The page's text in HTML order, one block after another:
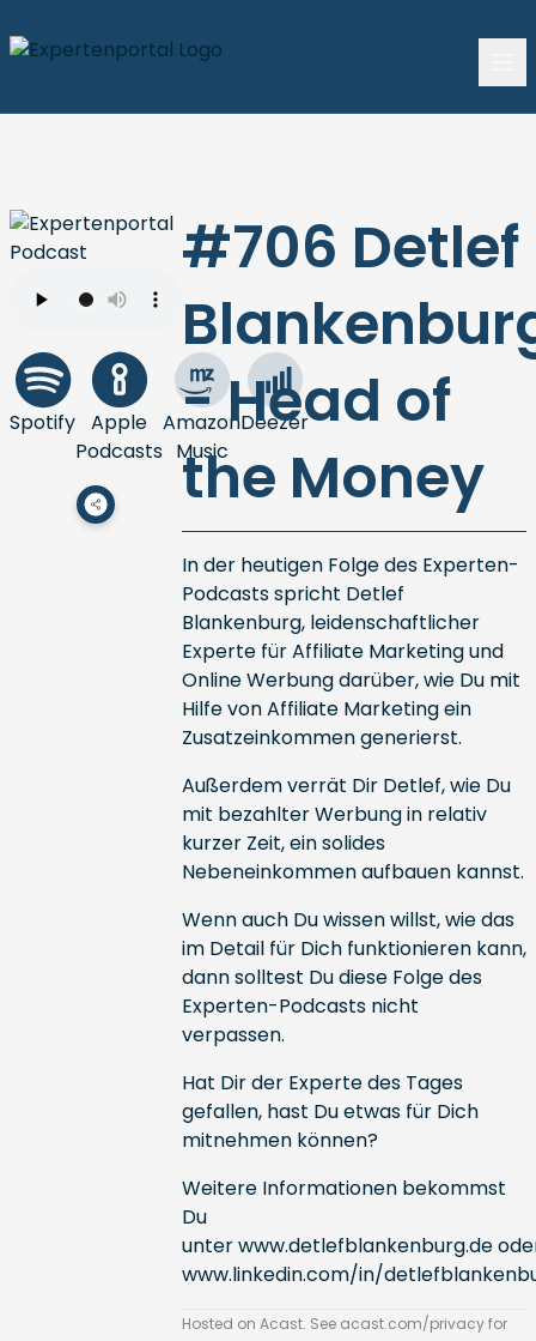
Spotify Apple
Podcasts
Amazon
Music
Deezer
#706 Detlef
- Head of
the Money
In der heutigen Folge des Experten-
Podcasts spricht Detlef
Blankenburg, leidenschaftlicher
Experte für Affiliate Marketing und
Online Werbung darüber, wie Du mit
Hilfe von Affiliate Marketing ein
Zusatzeinkommen generierst.
Außerdem verrät Dir Detlef, wie Du
mit bezahlter Werbung in relativ
kurzer Zeit, ein solides
Nebeneinkommen aufbauen kannst.
Wenn auch Du wissen willst, wie das
im Detail für Dich funktionieren kann,
dann solltest Du diese Folge des
Experten-Podcasts nicht
verpassen.
Hat Dir der Experte des Tages
gefallen, hast Du etwas für Dich
mitnehmen können?
Weitere Informationen bekommst
Du
unterwww.detlefblankenburg.de
www.linkedin.com/in/
Hosted on Acast. See acast.com/privacyfor